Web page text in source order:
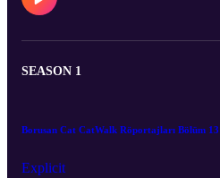
SEASON 1
Borusan Cat CatWalk Röportajları Bölüm 13
Explicit